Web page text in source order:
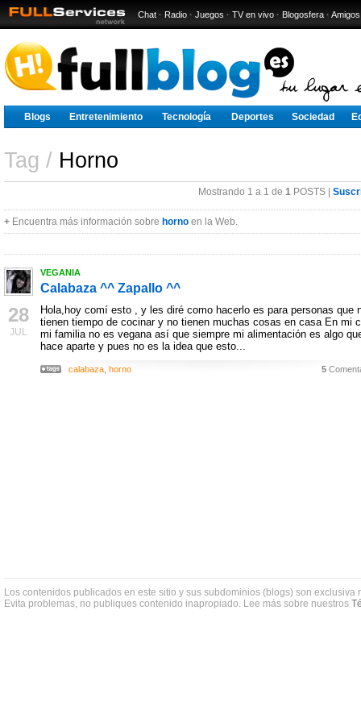
Chat · Radio · Juegos · TV en vivo · Blogosfera · Amigos
Blogs Entretenimiento Tecnología Deportes Sociedad
Tag / Horno
Mostrando 1 a 1 de 1 POSTS |
+ Encuentra más información sobre horno en la Web.
28
JUL
VEGANIA
Calabaza ^^ Zapallo ^^
Hola,hoy comí esto , y les diré como hacerlo es para personas que
tienen tiempo de cocinar y no tienen muchas cosas en casa En mi
mi familia no es vegana así que siempre mi alimentación es algo
hace aparte y pues no es la idea que esto...
5
calabaza horno
Los contenidos publicados en este sitio y sus subdominios (blogs) son exclusiva
Evita problemas, no publiques contenido inapropiado. Lee más sobre nuestros